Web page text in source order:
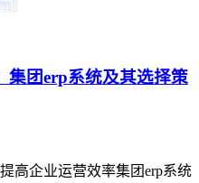
集团erp系统及其选择策
高企业运营效率集团erp系统